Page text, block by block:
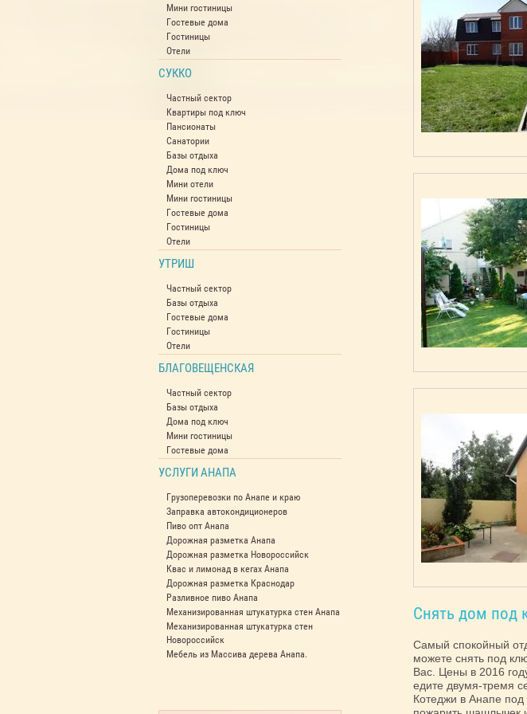
Мини гостиницы
Гостевые дома
Гостиницы
Отели
СУККО
Частный сектор
Квартиры под ключ
Пансионаты
Санатории
Базы отдыха
Дома под ключ
Мини отели
Мини гостиницы
Гостевые дома
Гостиницы
Отели
УТРИШ
Частный сектор
Базы отдыха
Гостевые дома
Гостиницы
Отели
БЛАГОВЕЩЕНСКАЯ
Частный сектор
Базы отдыха
Дома под ключ
Мини гостиницы
Гостевые дома
УСЛУГИ АНАПА
Грузоперевозки по Анапе и краю
Заправка автокондиционеров
Пиво опт Анапа
Дорожная разметка Анапа
Дорожная разметка Новороссийск
Квас и лимонад в кегах Анапа
Дорожная разметка Краснодар
Разливное пиво Анапа
Механизированная штукатурка стен Анапа
Механизированная штукатурка стен
Новороссийск
Мебель из Массива дерева Анапа.
Снять дом под
Самый спокойный
можете снять под
Вас. Цены в 2016
едите двумя-тремя
Котеджи в Анапе